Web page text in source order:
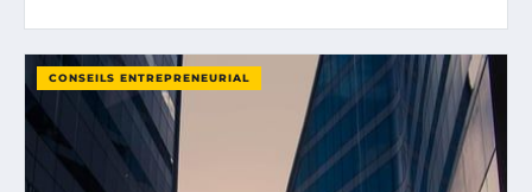
CONSEILS ENTREPRENEURIAL